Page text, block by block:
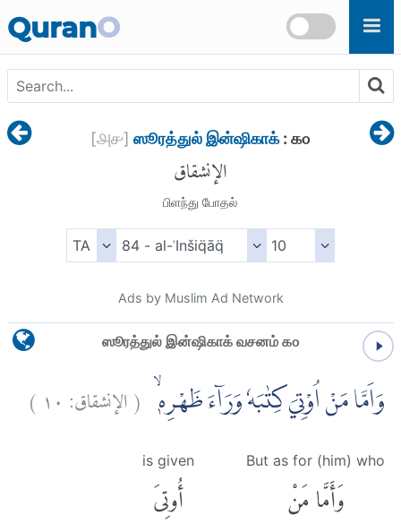
QuranO
[௮௪] ஸூரத்துல் இன்ஷிகாக்: ௧௦
الإنشقاق
பிளந்து போதல்
Ads by Muslim Ad Network
ஸூரத்துல் இன்ஷிகாக் வசனம் ௧௦
وَاَمَّا مَنْ اُوْتِيَ كِتٰبَهٗ وَرَاۤءَ ظَهْرِهٖۙ (الإنشقاق: ١٠ )
But as for (him) who
وَأَمَّا مَنْ
is given
أُوتِىَ